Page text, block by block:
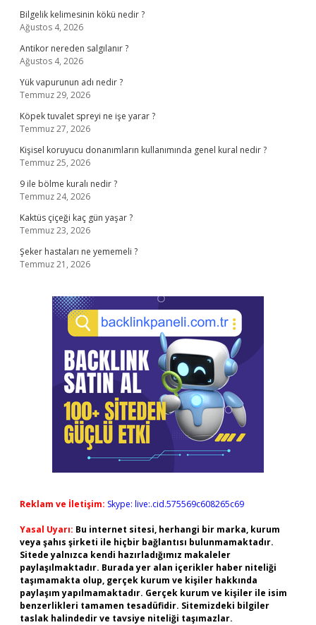
Bilgelik kelimesinin kökü nedir ?
Ağustos 4, 2026
Antikor nereden salgılanır ?
Ağustos 4, 2026
Yük vapurunun adı nedir ?
Temmuz 29, 2026
Köpek tuvalet spreyi ne işe yarar ?
Temmuz 27, 2026
Kişisel koruyucu donanımların kullanımında genel kural nedir ?
Temmuz 25, 2026
9 ile bölme kuralı nedir ?
Temmuz 24, 2026
Kaktüs çiçeği kaç gün yaşar ?
Temmuz 23, 2026
Şeker hastaları ne yememeli ?
Temmuz 21, 2026
Reklam ve İletişim: Skype: live:.cid.575569c608265c69
Yasal Uyarı: Bu internet sitesi, herhangi bir marka, kurum
veya şahıs şirketi ile hiçbir bağlantısı bulunmamaktadır.
Sitede yalnızca kendi hazırladığımız makaleler
paylaşılmaktadır. Burada yer alan içerikler haber niteliği
taşımamakta olup, gerçek kurum ve kişiler hakkında
paylaşım yapılmamaktadır. Gerçek kurum ve kişiler ile isim
benzerlikleri tamamen tesadüfidir. Sitemizdeki bilgiler
taslak halindedir ve tavsiye niteliği taşımazlar.